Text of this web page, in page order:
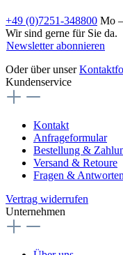
+49 (0)7251-348800 Mo
Wir sind gerne für Sie da.
Newsletter abonnieren
Oder über unser
Kundenservice
Kontakt
Anfrageformular
Bestellung &
Versand & Retoure
Fragen & Antworten
Vertrag widerrufen
Unternehmen